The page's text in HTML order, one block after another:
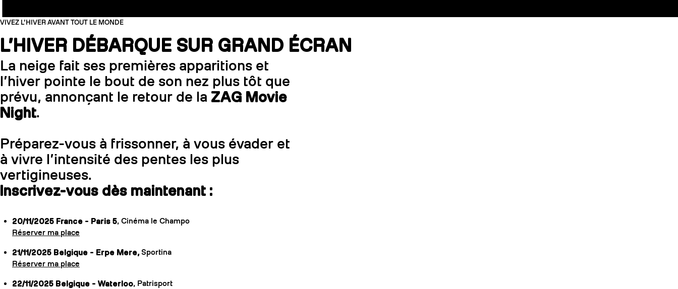
VIVEZ L’HIVER AVANT TOUT LE MONDE
L’HIVER DÉBARQUE SUR GRAND ÉCRAN
La neige fait ses premières apparitions et
l’hiver pointe le bout de son nez plus tôt que
prévu, annonçant le retour de la ZAG Movie
Night.
Préparez-vous à frissonner, à vous évader et
à vivre l’intensité des pentes les plus
vertigineuses.
Inscrivez-vous dès maintenant :
20/11/2025 France - Paris 5, Cinéma le Champo
Réserver ma place
21/11/2025 Belgique - Erpe Mere,Sportina
Réserver ma place
22/11/2025 Belgique - Waterloo, Patrisport